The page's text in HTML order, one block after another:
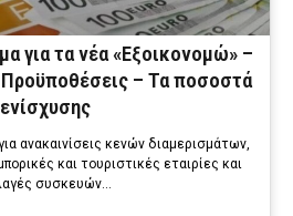
για τα νέα «Εξοικονομώ» –
– Τα ποσοστά
ενίσχυσης
ανακαινίσεις κενών διαμερισμάτων,
και τουριστικές εταιρίες και
συσκευών…